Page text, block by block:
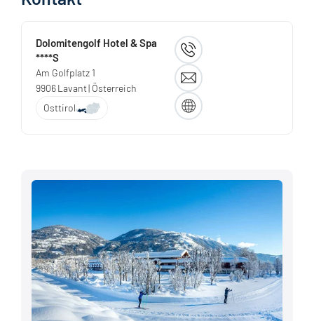
Dolomitengolf Hotel & Spa
****S
Am Golfplatz 1
9906Lavant| Österreich
Osttirol